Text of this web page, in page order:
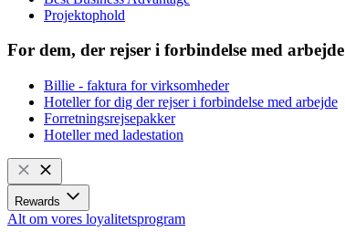
Projektophold
For dem, der rejser i forbindelse med arbejde
Billie - faktura for virksomheder
Hoteller for dig der rejser i forbindelse med arbejde
Forretningsrejsepakker
Hoteller med ladestation
Rewards
Alt om vores loyalitetsprogram